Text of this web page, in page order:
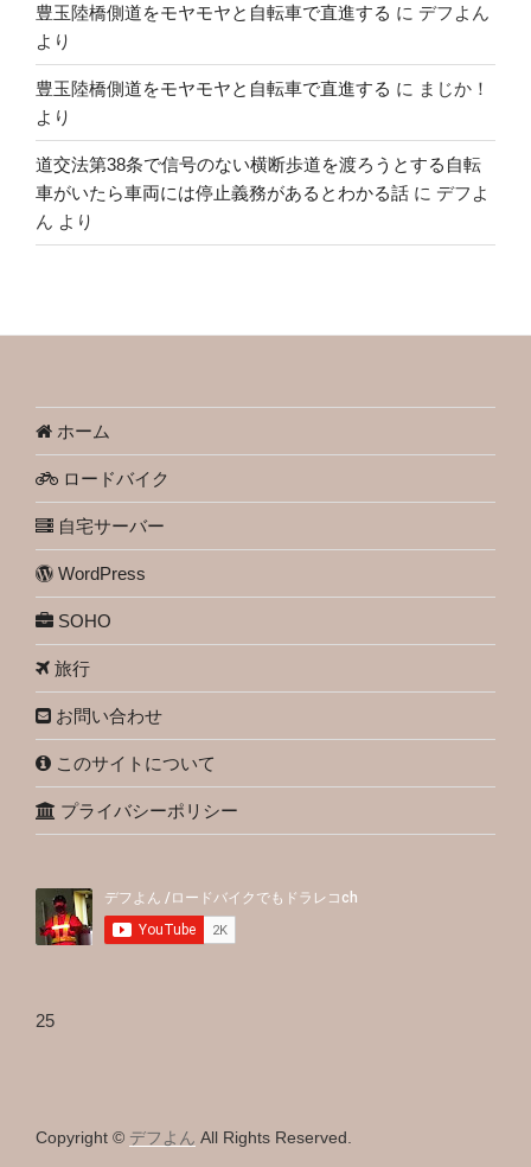
豊玉陸橋側道をモヤモヤと自転車で直進する に デフよん
より
豊玉陸橋側道をモヤモヤと自転車で直進する に まじか！
より
道交法第38条で信号のない横断歩道を渡ろうとする自転
車がいたら車両には停止義務があるとわかる話 に デフよ
ん より
ホーム
ロードバイク
自宅サーバー
WordPress
SOHO
旅行
お問い合わせ
このサイトについて
プライバシーポリシー
25
Copyright © デフよん All Rights Reserved.